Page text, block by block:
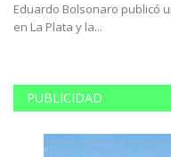
Eduardo Bolsonaro publicó
en La Plata y la...
PUBLICIDAD